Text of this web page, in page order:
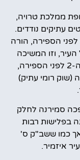
ממלכת טרויה,
עתיקים נודדים.
בתקופה ההלניסטית, סביבה המאה ה-4 לפני הספירה, הורה
וזו המשיכה
לשגשג גם תחת השלטון הרומי במאה ה-2 לפני הספירה,
(שוק רומי עתיק)
סמירנה לחלק
בפלישות רבות
אך כמו ששב"ק ס'
איזמיר.